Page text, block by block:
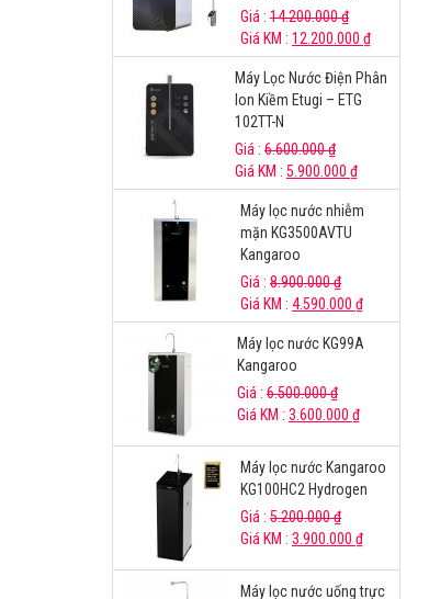
Giá : 14.200.000₫
Giá KM : 12.200.000 ₫
Máy Lọc Nước Điện Phân
Ion Kiềm Etugi – ETG
102TT-N
Giá : 6.600.000₫
Giá KM : 5.900.000 ₫
Máy lọc nước nhiễm
mặn KG3500AVTU
Kangaroo
Giá : 8.900.000₫
Giá KM : 4.590.000 ₫
Máy lọc nước KG99A
Kangaroo
Giá : 6.500.000₫
Giá KM : 3.600.000 ₫
Máy lọc nước Kangaroo
KG100HC2 Hydrogen
Giá : 5.200.000₫
Giá KM : 3.900.000 ₫
Máy lọc nước uống trực